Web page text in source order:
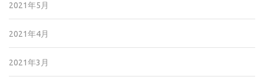
2021年5月
2021年4月
2021年3月